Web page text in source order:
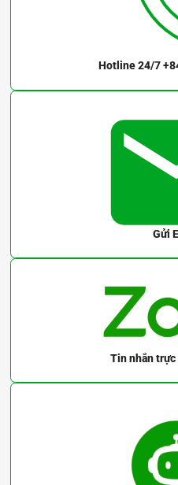
Thông số kỹ thuật các dòng tô vít
Hotline 24/7
Gửi
Tin nhắn